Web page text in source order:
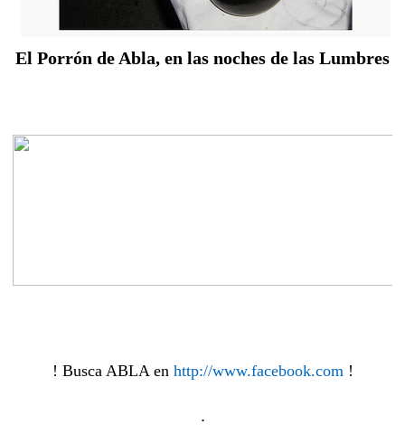
El Porrón de Abla, en las noches de las Lumbres
! Busca ABLA en http://www.facebook.com !
.